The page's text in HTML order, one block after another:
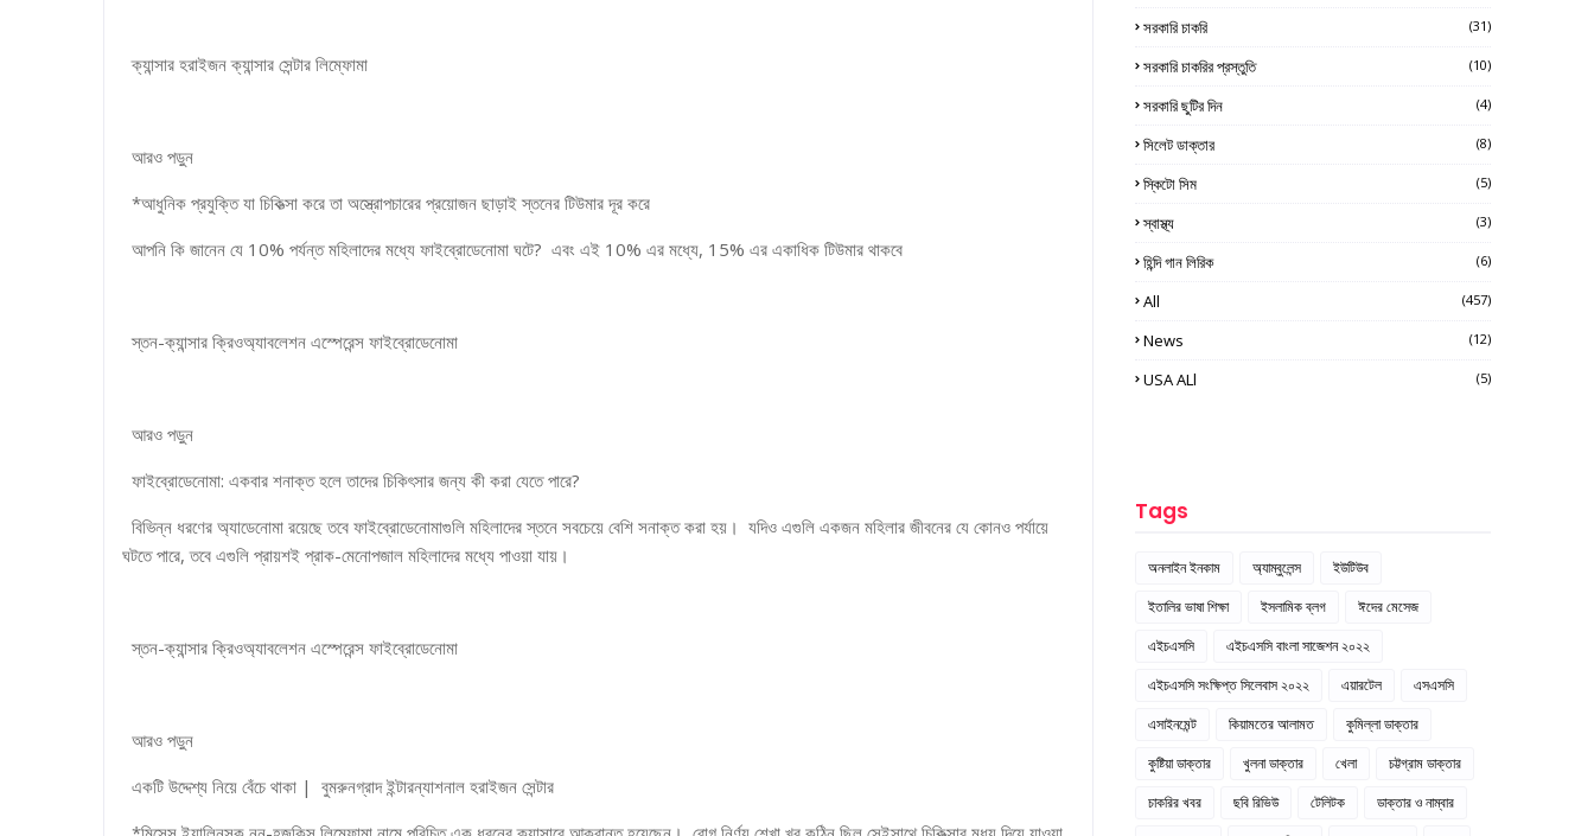
ক্যান্সার হরাইজন ক্যান্সার সেন্টার লিম্ফোমা
আরও পড়ুন
*আধুনিক প্রযুক্তি যা চিকিত্সা করে তা অস্ত্রোপচারের প্রয়োজন ছাড়াই স্তনের টিউমার দূর করে
আপনি কি জানেন যে 10% পর্যন্ত মহিলাদের মধ্যে ফাইব্রোডেনোমা ঘটে? এবং এই 10% এর মধ্যে, 15% এর একাধিক টিউমার থাকবে
স্তন-ক্যান্সার ক্রিওঅ্যাবলেশন এস্পেরেন্স ফাইব্রোডেনোমা
আরও পড়ুন
ফাইব্রোডেনোমা: একবার শনাক্ত হলে তাদের চিকিৎসার জন্য কী করা যেতে পারে?
বিভিন্ন ধরণের অ্যাডেনোমা রয়েছে তবে ফাইব্রোডেনোমাগুলি মহিলাদের স্তনে সবচেয়ে বেশি সনাক্ত করা হয়। যদিও এগুলি একজন মহিলার জীবনের যে কোনও পর্যায়ে
ঘটতে পারে, তবে এগুলি প্রায়শই প্রাক-মেনোপজাল মহিলাদের মধ্যে পাওয়া যায়।
স্তন-ক্যান্সার ক্রিওঅ্যাবলেশন এস্পেরেন্স ফাইব্রোডেনোমা
আরও পড়ুন
একটি উদ্দেশ্য নিয়ে বেঁচে থাকা | বুমরুনগ্রাদ ইন্টারন্যাশনাল হরাইজন সেন্টার
সরকারি চাকরি (31)
সরকারি চাকরির প্রস্তুতি (10)
সরকারি ছুটির দিন (4)
সিলেট ডাক্তার (8)
স্কিটো সিম (5)
স্বাস্থ্য (3)
হিন্দি গান লিরিক (6)
All (457)
News (12)
USA ALl (5)
Tags
অনলাইন ইনকাম অ্যাম্বুলেন্স
ইউটিউব
ইতালির ভাষা শিক্ষা
ইসলামিক ব্লগ
ঈদের মেসেজ
এইচএসসি
এইচএসসি বাংলা সাজেশন ২০২২
এইচএসসি সংক্ষিপ্ত সিলেবাস ২০২২
এয়ারটেল
এসএসসি
এসাইনমেন্ট
কিয়ামতের আলামত
কুমিল্লা ডাক্তার
কুষ্টিয়া ডাক্তার
খুলনা ডাক্তার খেলা
চট্টগ্রাম ডাক্তার
চাকরির খবর
ছবি রিভিউ টেলিটক
ডাক্তার ও নাম্বার